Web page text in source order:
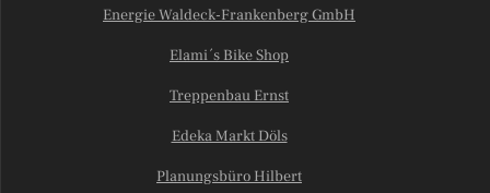
Energie Waldeck-Frankenberg GmbH
Elami´s Bike Shop
Treppenbau Ernst
Edeka Markt Döls
Planungsbüro Hilbert